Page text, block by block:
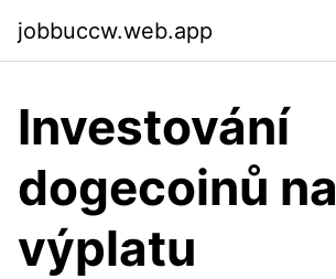
jobbuccw.web.app
Investování
dogecoinů na
výplatu